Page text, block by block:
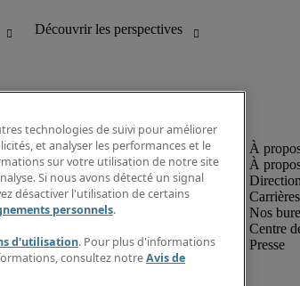
les perspectives
d’emplois
de temps
nous
À
Direction
Nos
Centre
Presse
technologies de suivi pour améliorer
et analyser les performances et le
sur votre utilisation de notre site
Si nous avons détecté un signal
désactiver l'utilisation de certains
personnels.
d'utilisation. Pour plus d'informations
consultez notreAvis de